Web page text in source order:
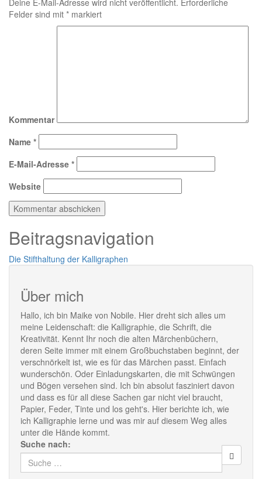
Deine E-Mail-Adresse wird nicht veröffentlicht. Erforderliche
Felder sind mit * markiert
Kommentar
Name *
E-Mail-Adresse *
Website
Beitragsnavigation
Die Stifthaltung der Kalligraphen
Über mich
Hallo, ich bin Maike von Nobile. Hier dreht sich alles um
meine Leidenschaft: die Kalligraphie, die Schrift, die
Kreativität. Kennt Ihr noch die alten Märchenbüchern,
deren Seite immer mit einem Großbuchstaben beginnt, der
verschnörkelt ist, wie es für das Märchen passt. Einfach
wunderschön. Oder Einladungskarten, die mit Schwüngen
und Bögen versehen sind. Ich bin absolut fasziniert davon
und dass es für all diese Sachen gar nicht viel braucht,
Papier, Feder, Tinte und los geht's. Hier berichte ich, wie
ich Kalligraphie lerne und was mir auf diesem Weg alles
unter die Hände kommt.
Suche nach: